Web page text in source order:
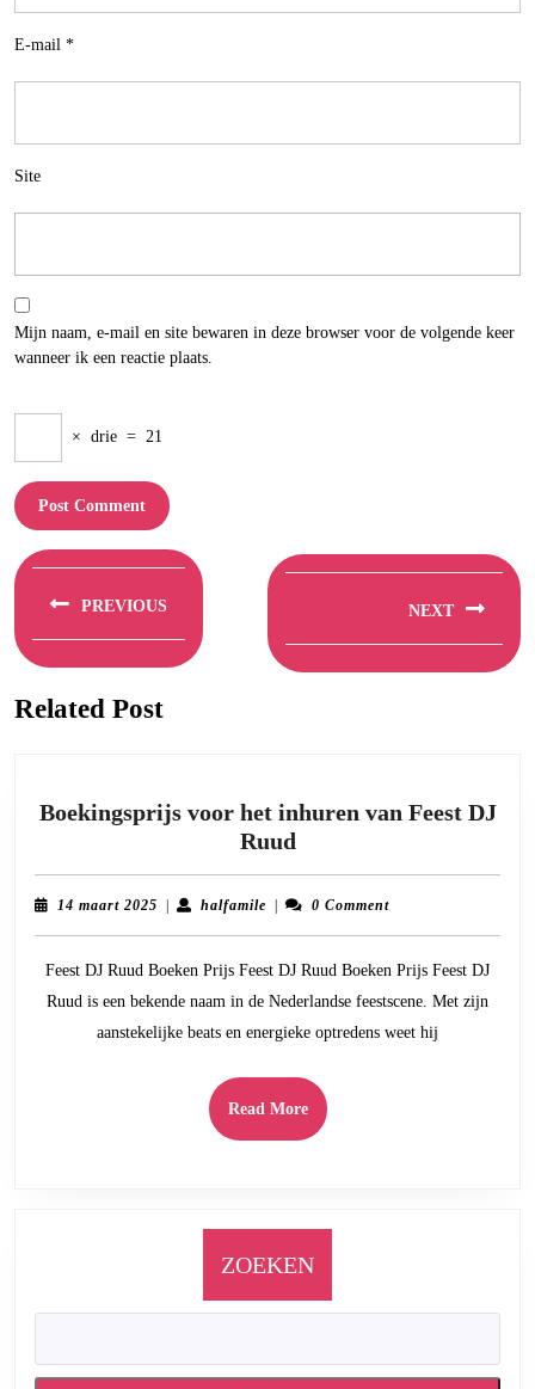
E-mail *
Site
Mijn naam, e-mail en site bewaren in deze browser voor de volgende keer
wanneer ik een reactie plaats.
× drie = 21
Berichtnavigatie
PREVIOUS
post:
NEXT
post:
Related Post
Boekingsprijs voor het inhuren van Feest DJ
RuudBoekingsprijs
voor
het
Feest
DJ
Ruud
14 maart 2025 14| halfamilehalfamile
| 0 Comment
Feest DJ Ruud Boeken Prijs Feest DJ Ruud Boeken Prijs Feest DJ
Ruud is een bekende naam in de Nederlandse feestscene. Met zijn
aanstekelijke beats en energieke optredens weet hij
Read MoreRead
More
ZOEKEN